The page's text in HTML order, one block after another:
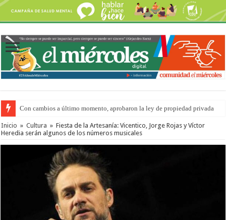
Con cambios a último momento, aprobaron la ley de propiedad privada
Inicio » Cultura » Fiesta de la Artesanía: Vicentico, Jorge Rojas y Víctor
Heredia serán algunos de los números musicales